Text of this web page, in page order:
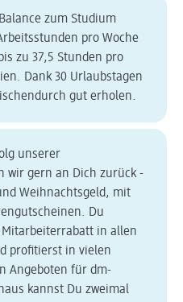
zum Studium
pro Woche
zu 37,5 Stunden pro
Dank 30 Urlaubstagen
gut erholen.
unserer
wir gern an Dich zurück -
Weihnachtsgeld, mit
Du
Mitarbeiterrabatt in allen
profitierst in vielen
Angeboten für dm-
kannst Du zweimal